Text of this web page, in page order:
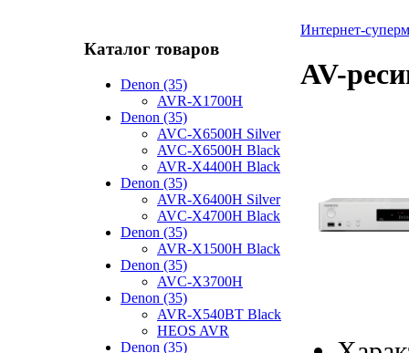
Каталог товаров
Denon (35)
AVR-X1700H
Denon (35)
AVC-X6500H Silver
AVC-X6500H Black
AVR-X4400H Black
Denon (35)
AVR-X6400H Silver
AVC-X4700H Black
Denon (35)
AVR-X1500H Black
Denon (35)
AVC-X3700H
Denon (35)
AVR-X540BT Black
HEOS AVR
Denon (35)
Интернет-
AV-